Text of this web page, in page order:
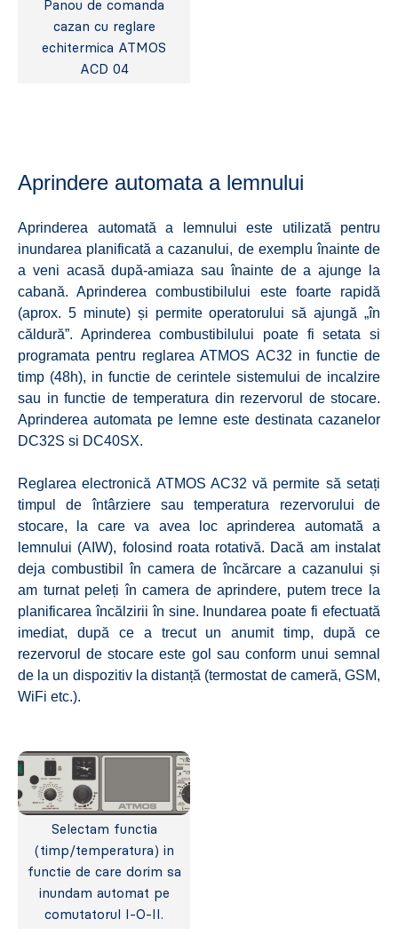
Panou de comanda
cazan cu reglare
echitermica ATMOS
ACD 04
Aprindere automata a lemnului
Aprinderea automată a lemnului este utilizată pentru
inundarea planificată a cazanului, de exemplu înainte de
a veni acasă după-amiaza sau înainte de a ajunge la
cabană. Aprinderea combustibilului este foarte rapidă
(aprox. 5 minute) și permite operatorului să ajungă „în
căldură”. Aprinderea combustibilului poate fi setata si
programata pentru reglarea ATMOS AC32 in functie de
timp (48h), in functie de cerintele sistemului de incalzire
sau in functie de temperatura din rezervorul de stocare.
Aprinderea automata pe lemne este destinata cazanelor
DC32S si DC40SX.
Reglarea electronică ATMOS AC32 vă permite să setați
timpul de întârziere sau temperatura rezervorului de
stocare, la care va avea loc aprinderea automată a
lemnului (AIW), folosind roata rotativă. Dacă am instalat
deja combustibil în camera de încărcare a cazanului și
am turnat peleți în camera de aprindere, putem trece la
planificarea încălzirii în sine. Inundarea poate fi efectuată
imediat, după ce a trecut un anumit timp, după ce
rezervorul de stocare este gol sau conform unui semnal
de la un dispozitiv la distanță (termostat de cameră, GSM,
WiFi etc.).
Selectam functia
(timp/temperatura) in
functie de care dorim sa
inundam automat pe
comutatorul I-O-II.